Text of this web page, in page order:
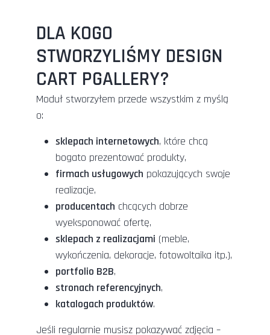
DLA KOGO
STWORZYLIŚMY DESIGN
CART PGALLERY?
Moduł stworzyłem przede wszystkim z myślą
o:
sklepach internetowych, które chcą
bogato prezentować produkty,
firmach usługowych pokazujących swoje
realizacje,
producentach chcących dobrze
wyeksponować ofertę,
sklepach z realizacjami (meble,
wykończenia, dekoracje, fotowoltaika itp.),
portfolio B2B,
stronach referencyjnych,
katalogach produktów.
Jeśli regularnie musisz pokazywać zdjęcia –